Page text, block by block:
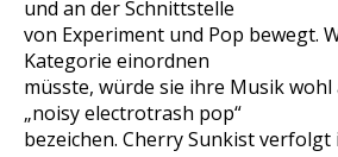
und an der Schnittstelle
von Experiment und Pop bewegt.
Kategorie einordnen
müsste, würde sie ihre Musik wohl
„noisy electrotrash pop“
bezeichen. Cherry Sunkist